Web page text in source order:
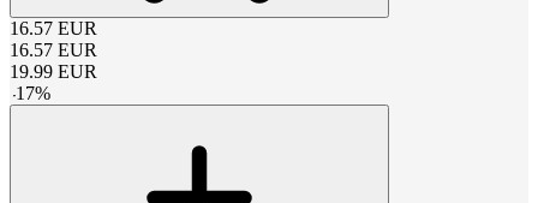
16.57 EUR
16.57 EUR
19.99 EUR
-17%